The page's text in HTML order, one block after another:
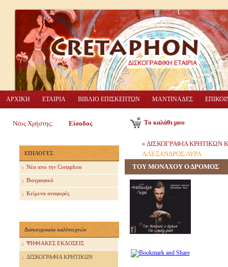
ΑΡΧΙΚΗ ΕΤΑΙΡΙΑ ΒΙΒΛΙΟ ΕΠΙΣΚΕΠΤΩΝ ΜΑΝΤΙΝΑΔΕΣ
Νέος Χρήστης; Είσοδος Το καλάθι μου
ΕΠΙΛΟΓΕΣ
Nέα απο την Cretaphon
Βιογραφικά
Κείμενα αναφορές
Δισκογραφία καλλιτεχνών
ΨΗΦΙΑΚΕΣ ΕΚΔΟΣΕΙΣ
ΔΙΣΚΟΓΡΑΦΙΑ ΚΡΗΤΙΚΩΝ
» ΔΙΣΚΟΓΡΑΦΙΑ ΚΡΗΤΙΚΩΝ
ΑΛΕΞΑΝΔΡΟΣ ΛΥΡΑ
ΤΟΥ ΜΟΝΑΧΟΥ Ο ΔΡΟΜΟΣ